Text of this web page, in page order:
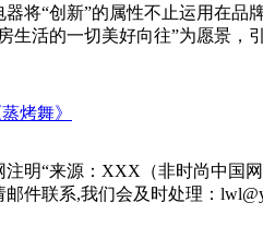
将“创新”的属性不止运用在品
生活的一切美好向往”为愿景，
蒸烤舞》
注明“来源：XXX（非时尚中国
件联系,我们会及时处理：